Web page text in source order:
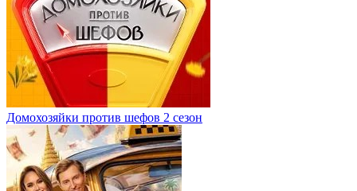
Домохозяйки против шефов 2 сезон